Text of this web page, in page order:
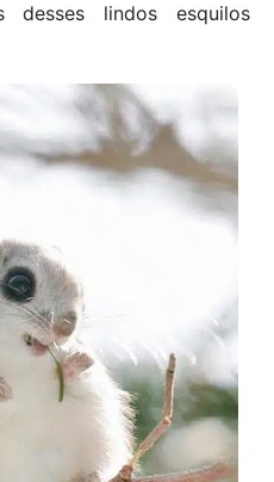
desses lindos esquilos